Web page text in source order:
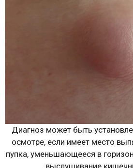
Диагноз может быть
осмотре, если имеет место
пупка, уменьшающееся в